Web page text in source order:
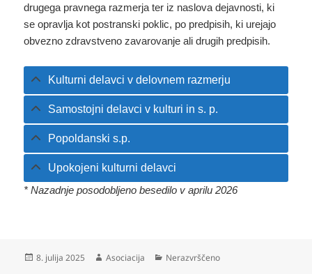
drugega pravnega razmerja ter iz naslova dejavnosti, ki
se opravlja kot postranski poklic, po predpisih, ki urejajo
obvezno zdravstveno zavarovanje ali drugih predpisih.
Kulturni delavci v delovnem razmerju
Samostojni delavci v kulturi in s. p.
Popoldanski s.p.
Upokojeni kulturni delavci
* Nazadnje posodobljeno besedilo v aprilu 2026
Objavljeno
8. julija 2025 Avtor
Asociacija Kategorije
Nerazvrščeno